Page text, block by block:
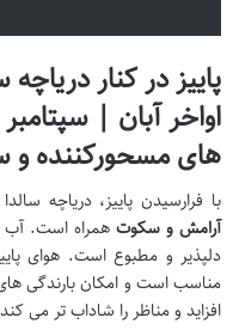
پاییز در کنار
اواخر آبان |
های مسحورکننده
با فرارسیدن پاییز، دریاچه
آرامش و سکوت همراه است. آب
دلپذیر و مطبوع است. هوای
مناسب است و امکان بارندگی
افزاید و مناظر را شاداب تر می